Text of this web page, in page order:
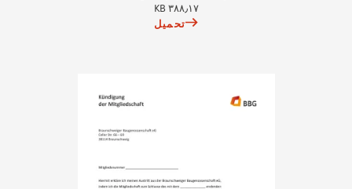
٣٨٨٫١٧ KB
تحميل